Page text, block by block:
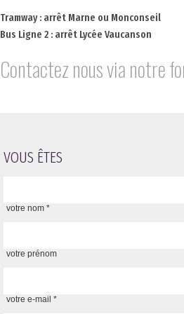
Tramway : arrêt Marne ou Monconseil
Bus Ligne 2 : arrêt Lycée Vaucanson
Contactez nous via notre
VOUS ÊTES
votre nom *
votre prénom
votre e-mail *